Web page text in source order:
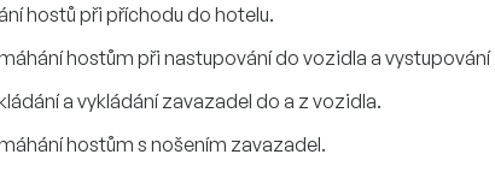
hostů při příchodu do hotelu.
hostům při nastupování do vozidla a vystupování
a vykládání zavazadel do a z vozidla.
hostům s nošením zavazadel.